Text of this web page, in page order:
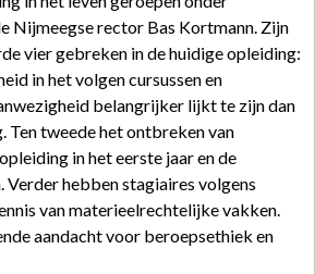
Nijmeegse rector Bas Kortmann. Zijn
vier gebreken in de huidige opleiding:
in het volgen cursussen en
belangrijker lijkt te zijn dan
Ten tweede het ontbreken van
in het eerste jaar en de
Verder hebben stagiaires volgens
van materieelrechtelijke vakken.
aandacht voor beroepsethiek en